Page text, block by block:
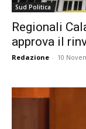
Sud Politica
Regionali
approva il
Redazione - 10